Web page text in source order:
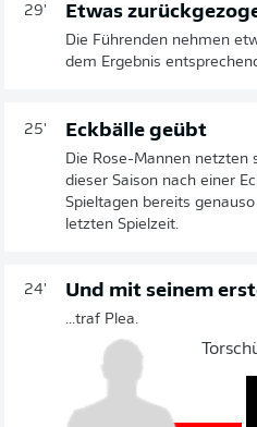
29' Etwas
Die Führenden nehmen
dem Ergebnis
25' Eckbälle geübt
Die Rose-Mannen netzten
dieser Saison nach einer
Spieltagen bereits
letzten Spielzeit.
24' Und mit seinem
...traf Plea.